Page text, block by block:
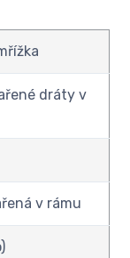
dráty v
v rámu